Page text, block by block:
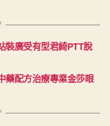
裝廣受有型君綺PTT脫
藥配方治療專業金莎眼